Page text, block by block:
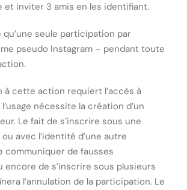
et inviter 3 amis en les identifiant.
qu’une seule participation par
pseudo Instagram – pendant toute
à cette action requiert l’accès à
nécessite la création d’un
Le fait de s’inscrire sous une
avec l’identité d’une autre
communiquer de fausses
encore de s’inscrire sous plusieurs
l’annulation de la participation. Le